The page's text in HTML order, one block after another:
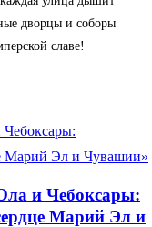
дворцы и соборы
славе!
и Чебоксары:
Марий Эл и